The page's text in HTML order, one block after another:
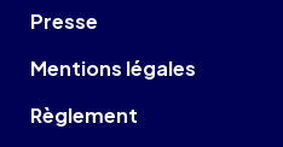
Presse
Mentions légales
Règlement